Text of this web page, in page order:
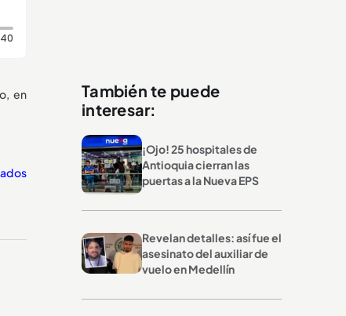
Duración: 40 segundos
en
También te puede
interesar:
¡Ojo! 25 hospitales de
Antioquia cierran las
puertas a la Nueva EPS
Revelan detalles: así fue el
asesinato del auxiliar de
vuelo en Medellín